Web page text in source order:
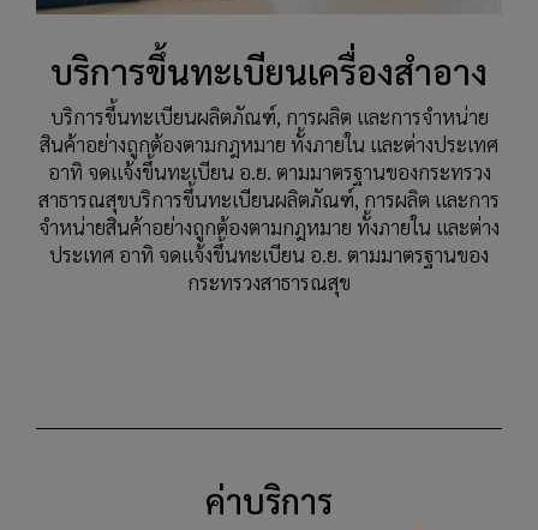
บริการขึ้นทะเบียนเครื่องสำอาง
บริการขึ้นทะเบียนผลิตภัณฑ์, การผลิต และการจำหน่าย
สินค้าอย่างถูกต้องตามกฎหมาย ทั้งภายใน และต่างประเทศ
อาทิ จดแจ้งขึ้นทะเบียน อ.ย. ตามมาตรฐานของกระทรวง
สาธารณสุขบริการขึ้นทะเบียนผลิตภัณฑ์, การผลิต และการ
จำหน่ายสินค้าอย่างถูกต้องตามกฎหมาย ทั้งภายใน และต่าง
ประเทศ อาทิ จดแจ้งขึ้นทะเบียน อ.ย. ตามมาตรฐานของ
กระทรวงสาธารณสุข
ค่าบริการ